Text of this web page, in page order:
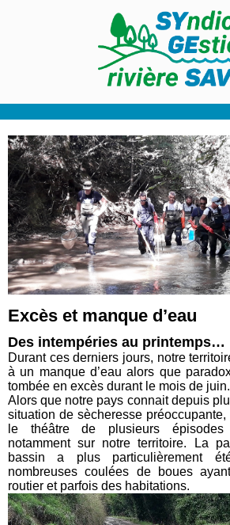
Excès et manque d’eau
Des intempéries au printemps…
Durant ces derniers jours, notre
à un manque d’eau alors que
tombée en excès durant le mois de juin.
Alors que notre pays connait depuis
situation de sècheresse
le théâtre de plusieurs épisodes
notamment sur notre territoire. La
bassin a plus particulièrement
nombreuses coulées de boues
routier et parfois des habitations.